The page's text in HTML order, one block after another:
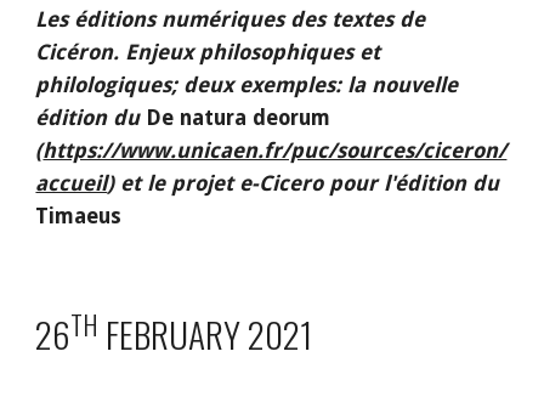
Les éditions numériques des textes de
Cicéron. Enjeux philosophiques et
philologiques; deux exemples: la nouvelle
édition du De natura deorum
(https://www.unicaen.fr/puc/sources/ciceron/
accueil
) et le projet e-Cicero pour l'édition du
Timaeus
26TH FEBRUARY 2021